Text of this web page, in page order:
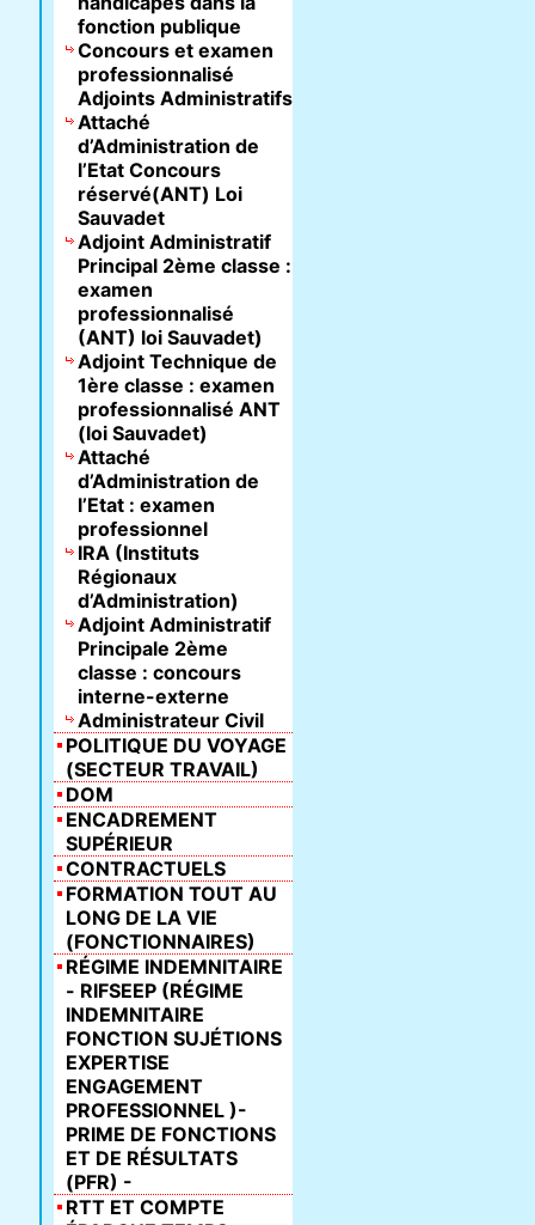
fonction publique
Concours et examen
professionnalisé
Adjoints Administratifs
Attaché
d’Administration de
l’Etat Concours
réservé(ANT) Loi
Sauvadet
Adjoint Administratif
Principal 2ème classe :
examen
professionnalisé
(ANT) loi Sauvadet)
Adjoint Technique de
1ère classe : examen
professionnalisé ANT
(loi Sauvadet)
Attaché
d’Administration de
l’Etat : examen
professionnel
IRA (Instituts
Régionaux
d’Administration)
Adjoint Administratif
Principale 2ème
classe : concours
interne-externe
Administrateur Civil
POLITIQUE DU VOYAGE
(SECTEUR TRAVAIL)
DOM
ENCADREMENT
SUPÉRIEUR
CONTRACTUELS
FORMATION TOUT AU
LONG DE LA VIE
(FONCTIONNAIRES)
RÉGIME INDEMNITAIRE
- RIFSEEP (RÉGIME
INDEMNITAIRE
FONCTION SUJÉTIONS
EXPERTISE
ENGAGEMENT
PROFESSIONNEL )-
PRIME DE FONCTIONS
ET DE RÉSULTATS
(PFR) -
RTT ET COMPTE